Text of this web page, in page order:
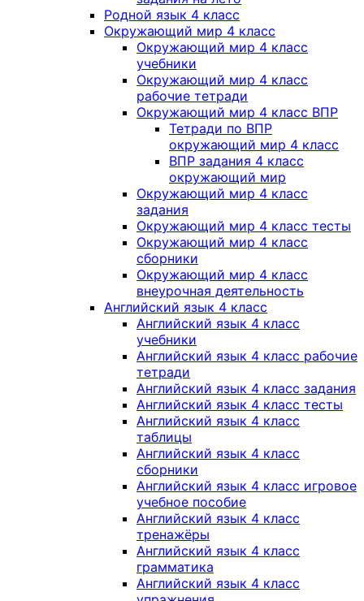
Родной язык 4 класс
Окружающий мир 4 класс
Окружающий мир 4 класс
учебники
Окружающий мир 4 класс
рабочие тетради
Окружающий мир 4 класс ВПР
Тетради по ВПР
окружающий мир 4 класс
ВПР задания 4 класс
окружающий мир
Окружающий мир 4 класс
задания
Окружающий мир 4 класс тесты
Окружающий мир 4 класс
сборники
Окружающий мир 4 класс
внеурочная деятельность
Английский язык 4 класс
Английский язык 4 класс
учебники
Английский язык 4 класс рабочие
тетради
Английский язык 4 класс задания
Английский язык 4 класс тесты
Английский язык 4 класс
таблицы
Английский язык 4 класс
сборники
Английский язык 4 класс игровое
учебное пособие
Английский язык 4 класс
тренажёры
Английский язык 4 класс
грамматика
Английский язык 4 класс